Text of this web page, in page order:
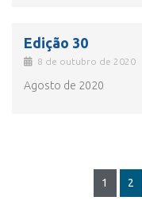
Edição 30
8 de outubro de 2020
Agosto de 2020
1 2